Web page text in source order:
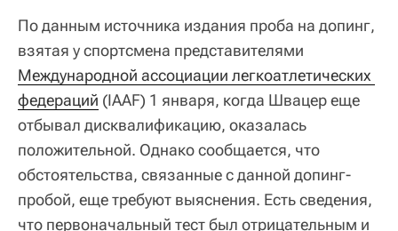
По данным источника издания проба на допинг,
взятая у спортсмена представителями
Международной ассоциации легкоатлетических
федераций (IAAF) 1 января, когда Швацер еще
отбывал дисквалификацию, оказалась
положительной. Однако сообщается, что
обстоятельства, связанные с данной допинг-
пробой, еще требуют выяснения. Есть сведения,
что первоначальный тест был отрицательным и